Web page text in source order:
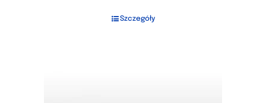
Szczegóły